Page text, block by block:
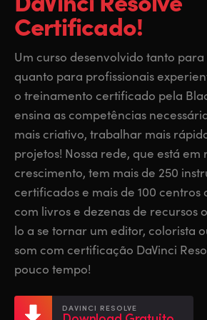
Fusion
Fairlight
Colaboração
Teclado
Painéis
Consoles
Studio
Mídias
Finland
Germany
India
Japan
Korea
Finland
Germany
India
Japan
Korea
Certificado!
Um curso desenvolvido tanto
quanto para profissionais
o treinamento certificado pela
ensina as competências
mais criativo, trabalhar mais
projetos! Nossa rede, que está em
crescimento, tem mais de 250
certificados e mais de 100
com livros e dezenas de recursos
lo a se tornar um editor, colorista
som com certificação DaVinci
pouco tempo!
DAVINCI RESOLVE